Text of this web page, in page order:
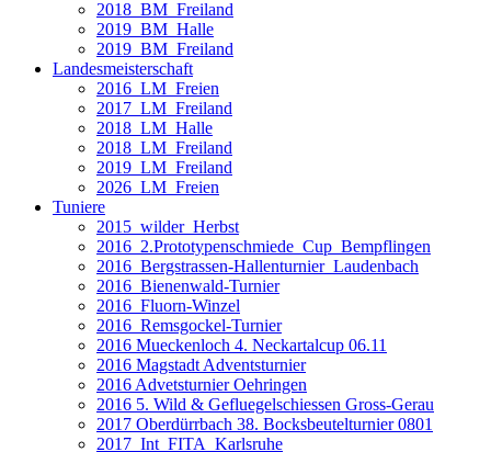
2018_BM_Freiland
2019_BM_Halle
2019_BM_Freiland
Landesmeisterschaft
2016_LM_Freien
2017_LM_Freiland
2018_LM_Halle
2018_LM_Freiland
2019_LM_Freiland
2026_LM_Freien
Tuniere
2015_wilder_Herbst
2016_2.Prototypenschmiede_Cup_Bempflingen
2016_Bergstrassen-Hallenturnier_Laudenbach
2016_Bienenwald-Turnier
2016_Fluorn-Winzel
2016_Remsgockel-Turnier
2016 Mueckenloch 4. Neckartalcup 06.11
2016 Magstadt Adventsturnier
2016 Advetsturnier Oehringen
2016 5. Wild & Gefluegelschiessen Gross-Gerau
2017 Oberdürrbach 38. Bocksbeutelturnier 0801
2017_Int_FITA_Karlsruhe